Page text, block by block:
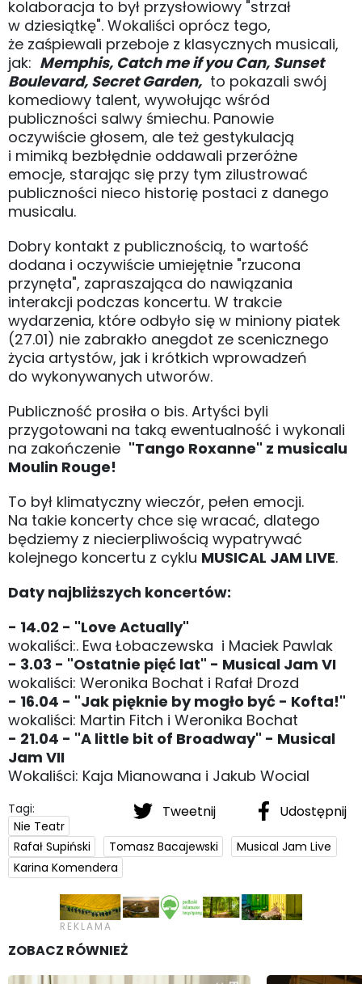
kolaboracja to był przysłowiowy "strzał
w dziesiątkę". Wokaliści oprócz tego,
że zaśpiewali przeboje z klasycznych musicali,
jak: Memphis, Catch me if you Can, Sunset
Boulevard, Secret Garden, to pokazali swój
komediowy talent, wywołując wśród
publiczności salwy śmiechu. Panowie
oczywiście głosem, ale też gestykulacją
i mimiką bezbłędnie oddawali przeróżne
emocje, starając się przy tym zilustrować
publiczności nieco historię postaci z danego
musicalu.
Dobry kontakt z publicznością, to wartość
dodana i oczywiście umiejętnie "rzucona
przynęta", zapraszająca do nawiązania
interakcji podczas koncertu. W trakcie
wydarzenia, które odbyło się w miniony piatek
(27.01) nie zabrakło anegdot ze scenicznego
życia artystów, jak i krótkich wprowadzeń
do wykonywanych utworów.
Publiczność prosiła o bis. Artyści byli
przygotowani na taką ewentualność i wykonali
na zakończenie "Tango Roxanne" z musicalu
Moulin Rouge!
To był klimatyczny wieczór, pełen emocji.
Na takie koncerty chce się wracać, dlatego
będziemy z niecierpliwością wypatrywać
kolejnego koncertu z cyklu MUSICAL JAM LIVE.
Daty najbliższych koncertów:
- 14.02 - "Love Actually"
wokaliści:. Ewa Łobaczewska i Maciek Pawlak
- 3.03 - "Ostatnie pięć lat" - Musical Jam VI
wokaliści: Weronika Bochat i Rafał Drozd
- 16.04 - "Jak pięknie by mogło być - Kofta!"
wokaliści: Martin Fitch i Weronika Bochat
- 21.04 - "A little bit of Broadway" - Musical
Jam VII
Wokaliści: Kaja Mianowana i Jakub Wocial
Tweetnij Udostępnij
Tagi:
Nie Teatr
Rafał Supiński
Tomasz Bacajewski
Musical Jam Live
Karina Komendera
ZOBACZ RÓWNIEŻ